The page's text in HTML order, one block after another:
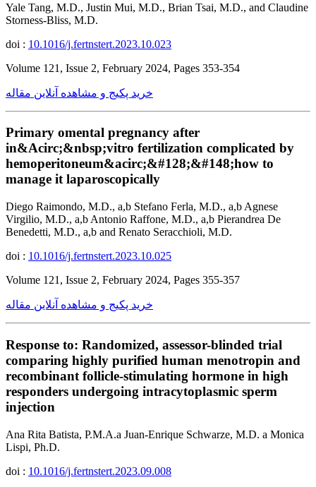
Yale Tang, M.D., Justin Mui, M.D., Brian Tsai, M.D., and Claudine
Storness-Bliss, M.D.
doi : 10.1016/j.fertnstert.2023.10.023
Volume 121, Issue 2, February 2024, Pages 353-354
خرید پکیج و مشاهده آنلاین مقاله
Primary omental pregnancy after
in&Acirc;&nbsp;vitro fertilization complicated by
hemoperitoneum&acirc;&#128;&#148;how to
manage it laparoscopically
Diego Raimondo, M.D., a,b Stefano Ferla, M.D., a,b Agnese
Virgilio, M.D., a,b Antonio Raffone, M.D., a,b Pierandrea De
Benedetti, M.D., a,b and Renato Seracchioli, M.D.
doi : 10.1016/j.fertnstert.2023.10.025
Volume 121, Issue 2, February 2024, Pages 355-357
خرید پکیج و مشاهده آنلاین مقاله
Response to: Randomized, assessor-blinded trial
comparing highly purified human menotropin and
recombinant follicle-stimulating hormone in high
responders undergoing intracytoplasmic sperm
injection
Ana Rita Batista, P.M.A.a Juan-Enrique Schwarze, M.D. a Monica
Lispi, Ph.D.
doi : 10.1016/j.fertnstert.2023.09.008